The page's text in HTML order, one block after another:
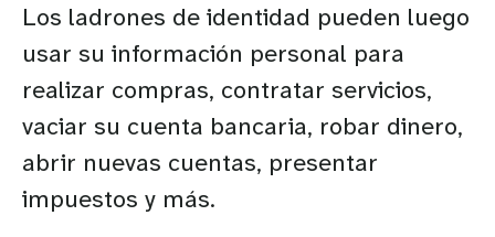
Los ladrones de identidad pueden luego
usar su información personal para
realizar compras, contratar servicios,
vaciar su cuenta bancaria, robar dinero,
abrir nuevas cuentas, presentar
impuestos y más.